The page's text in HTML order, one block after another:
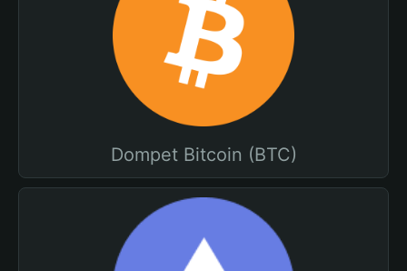
Dompet Bitcoin (BTC)